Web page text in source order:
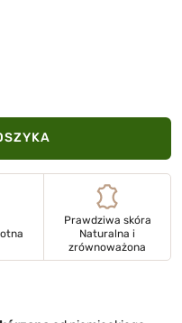
Prawdziwa skóra
Naturalna i
zrównoważona